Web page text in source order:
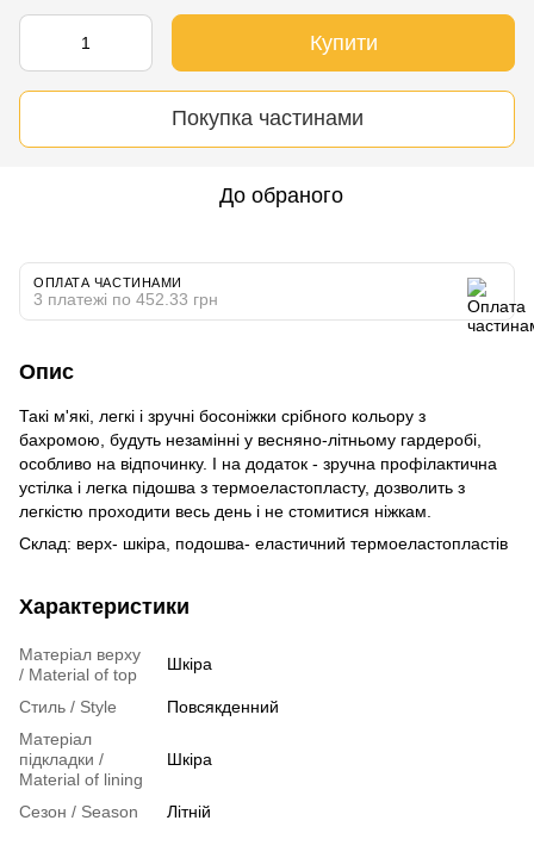
Купити
Покупка частинами
До обраного
ОПЛАТА ЧАСТИНАМИ
3 платежі по 452.33 грн
Опис
Такі м'які, легкі і зручні босоніжки срібного кольору з
бахромою, будуть незамінні у весняно-літньому гардеробі,
особливо на відпочинку. І на додаток - зручна профілактична
устілка і легка підошва з термоеластопласту, дозволить з
легкістю проходити весь день і не стомитися ніжкам.
Склад: верх- шкіра, подошва- еластичний термоеластопластів
Характеристики
Матеріал верху
/ Material of top
Шкіра
Стиль / Style
Повсякденний
Матеріал
підкладки /
Material of lining
Шкіра
Сезон / Season Літній